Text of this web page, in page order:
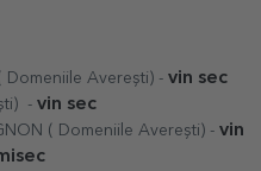
Domeniile Averești) - vin sec
- vin sec
( Domeniile Averești) - vin